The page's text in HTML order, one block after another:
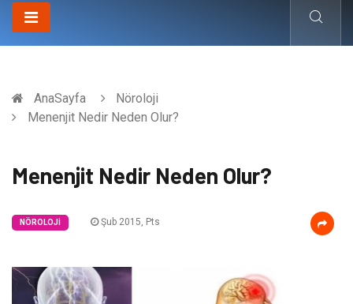
AnaSayfa
Nöroloji
Menenjit Nedir Neden Olur?
Menenjit Nedir Neden Olur?
NÖROLOJI Şub 2015, Pts